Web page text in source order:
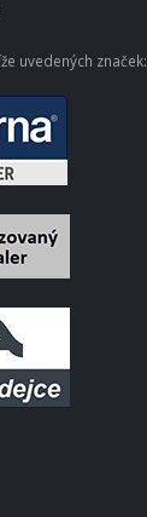
uvedených značek: